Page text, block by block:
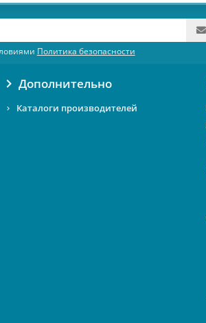
Политика безопасности
Дополнительно
Каталоги производителей